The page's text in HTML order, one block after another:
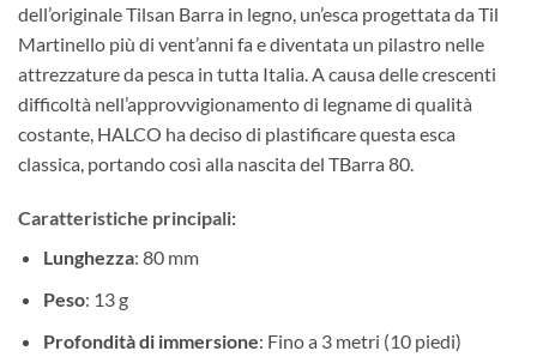
dell’originale Tilsan Barra in legno, un’esca progettata da Til
Martinello più di vent’anni fa e diventata un pilastro nelle
attrezzature da pesca in tutta Italia. A causa delle crescenti
difficoltà nell’approvvigionamento di legname di qualità
costante, HALCO ha deciso di plastificare questa esca
classica, portando così alla nascita del TBarra 80.
Caratteristiche principali:
Lunghezza: 80 mm
Peso: 13 g
Profondità di immersione: Fino a 3 metri (10 piedi)